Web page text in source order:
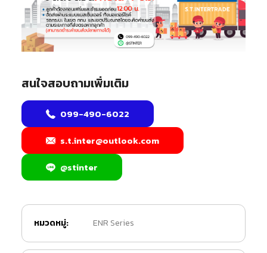
สนใจสอบถามเพิ่มเติม
099-490-6022
s.t.inter@outlook.com
@stinter
หมวดหมู่: ENR Series